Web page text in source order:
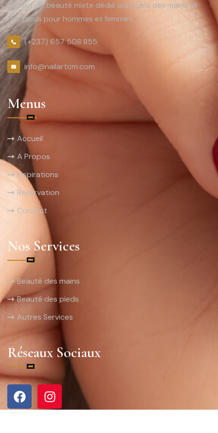
Institut de beauté mixte dédié aux soins des mains et
des pieds pour hommes et femmes.
(+237) 657 508 855
info@nailartcm.com
Menus
Accueil
A Propos
Inspirations
Réservation
Contact
Nos Services
Beauté des mains
Beauté des pieds
Autres Services
Réseaux Sociaux